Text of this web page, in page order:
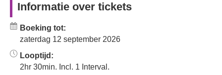
Informatie over tickets
Boeking tot:
zaterdag 12 september 2026
Looptijd:
2hr 30min. Incl. 1 Interval.